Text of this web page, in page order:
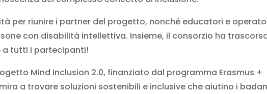
per riunire i partner del progetto, nonché educatori e
con disabilità intellettiva. Insieme, il consorzio ha
a tutti i partecipanti!
Mind Inclusion 2.0, finanziato dal programma Erasmus +
a trovare soluzioni sostenibili e inclusive che aiutino i